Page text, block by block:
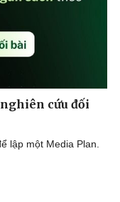
cứu đối
lập một Media Plan.